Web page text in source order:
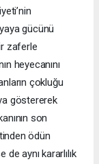
gücünü
zaferle
heyecanını
çokluğu
göstererek
son
ödün
de aynı kararlılık